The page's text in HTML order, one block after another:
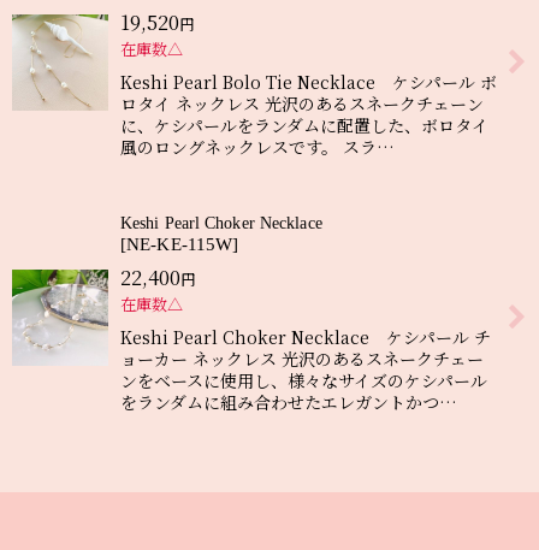
19,520円
在庫数△
Keshi Pearl Bolo Tie Necklace ケシパール ボ
ロタイ ネックレス 光沢のあるスネークチェーン
に、ケシパールをランダムに配置した、ボロタイ
風のロングネックレスです。 スラ…
Keshi Pearl Choker Necklace
[NE-KE-115W]
22,400円
在庫数△
Keshi Pearl Choker Necklace ケシパール チ
ョーカー ネックレス 光沢のあるスネークチェー
ンをベースに使用し、様々なサイズのケシパール
をランダムに組み合わせたエレガントかつ…